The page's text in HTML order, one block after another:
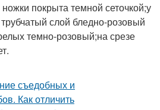
покрыта темной сеточкой;у
слой бледно-розовый
темно-розовый;на срезе